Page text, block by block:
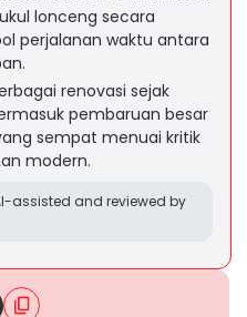
lonceng secara
perjalanan waktu antara
renovasi sejak
pembaruan besar
sempat menuai kritik
modern.
assisted and reviewed by